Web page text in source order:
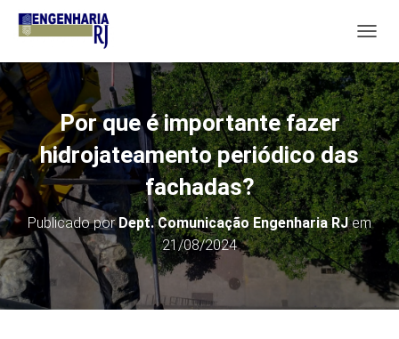
L
T
E
R
N
A
R
N
A
V
E
G
Ç
Por que é importante fazer
hidrojateamento periódico das
fachadas?
Publicado porDept. Comunicação Engenharia RJem
21/08/2024